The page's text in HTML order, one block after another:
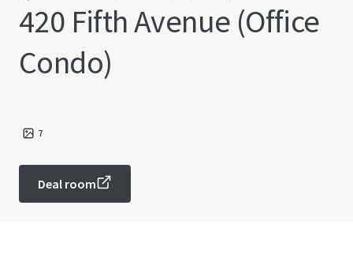
420 Fifth Avenue (Office
Condo)
7
Deal room